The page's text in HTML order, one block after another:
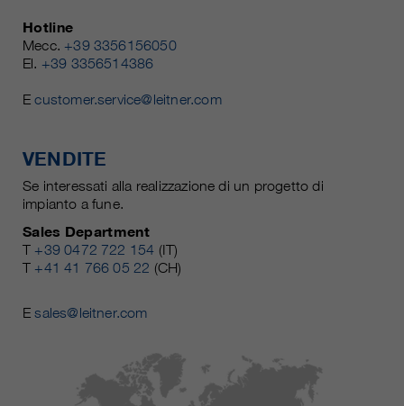
Hotline
Mecc. +39 3356156050
El. +39 3356514386
Ecustomer.service@leitner.com
VENDITE
Se interessati alla realizzazione di un progetto di
impianto a fune.
Sales Department
T +39 0472 722 154 (IT)
T +41 41 766 05 22 (CH)
Esales@leitner.com